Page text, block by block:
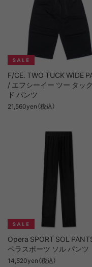
F/CE. TWO TUCK WIDE
/ エフシーイー ツー タッ
ド パンツ
21,560yen（税込）
Opera SPORT SOL
ペラスポーツ ソル パンツ
14,520yen（税込）